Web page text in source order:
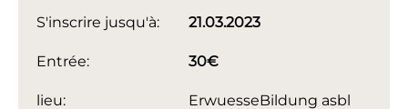
S'inscrire jusqu'à: 21.03.2023
Entrée: 30€
lieu: ErwuesseBildung asbl